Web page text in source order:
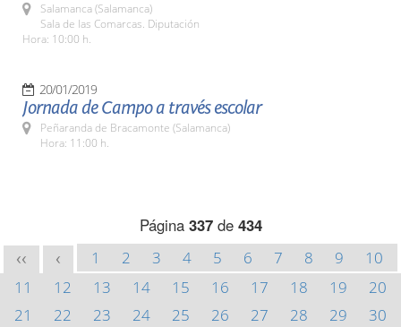
Salamanca (Salamanca)
Sala de las Comarcas. Diputación
Hora: 10:00 h.
20/01/2019
Jornada de Campo a través escolar
Peñaranda de Bracamonte (Salamanca)
Hora: 11:00 h.
Página 337de 434
<< < 1 2 3 4 5 6 7 8 9
10
11
12 13 14 15 16 17 18 19
20
21
22 23 24 25 26 27 28 29
30